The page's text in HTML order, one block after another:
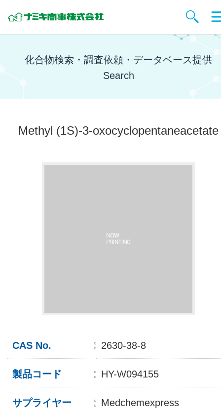
化合物検索・調査依頼・データベース提供
Search
Methyl (1S)-3-oxocyclopentaneacetate
CAS No. 2630-38-8
製品コード HY-W094155
サプライヤー Medchemexpress